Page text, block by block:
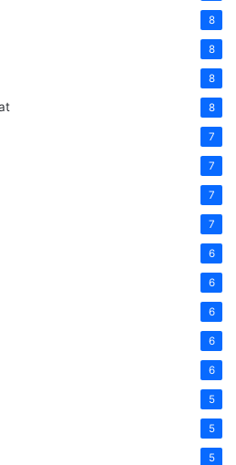
8
8
8
8
7
7
7
7
6
6
6
6
6
5
5
5